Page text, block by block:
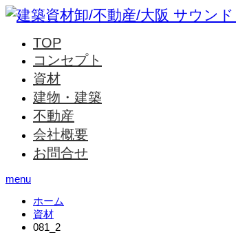
TOP
コンセプト
資材
建物・建築
不動産
会社概要
お問合せ
menu
ホーム
資材
081_2